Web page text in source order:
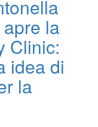
la
Clinic:
idea di
la